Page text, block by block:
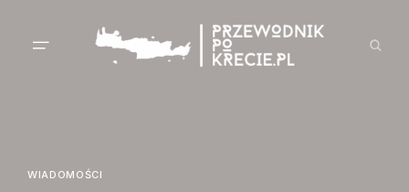
WIADOMOŚCI